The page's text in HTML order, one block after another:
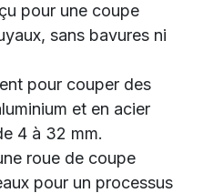
pour une coupe
sans bavures ni
pour couper des
et en acier
4 à 32 mm.
roue de coupe
pour un processus